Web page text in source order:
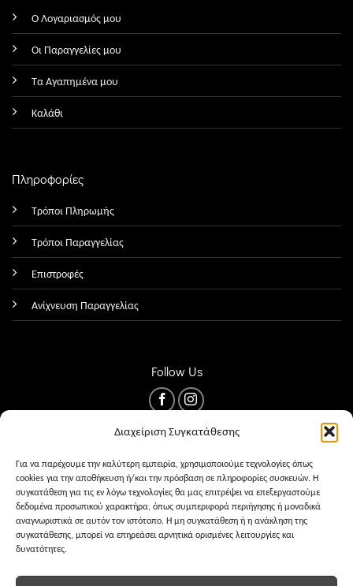
Διαχείριση Συγκατάθεσης
Για να παρέχουμε την καλύτερη εμπειρία, χρησιμοποιούμε τεχνολογίες όπως
cookies για την αποθήκευση ή/και την πρόσβαση σε πληροφορίες συσκευών. Η
συγκατάθεση για τις εν λόγω τεχνολογίες θα μας επιτρέψει να επεξεργαστούμε
δεδομένα προσωπικού χαρακτήρα, όπως συμπεριφορά περιήγησης ή μοναδικά
αναγνωριστικά σε αυτόν τον ιστότοπο. Η μη συγκατάθεση ή η ανάκληση της
συγκατάθεσης, μπορεί να επηρεάσει αρνητικά ορισμένες λειτουργίες και
δυνατότητες.
Ο Λογαριασμός μου
Οι Παραγγελίες μου
Τα Αγαπημένα μου
Καλάθι
Πληροφορίες
Τρόποι Πληρωμής
Τρόποι Παραγγελίας
Επιστροφές
Ανίχνευση Παραγγελίας
Follow Us